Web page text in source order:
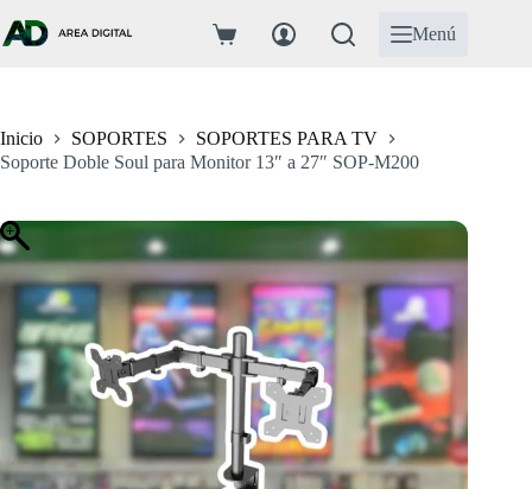
al
contenido
Carro
Menú
Inicio SOPORTES
SOPORTES PARA TV
Soporte Doble Soul para Monitor 13″ a 27″ SOP-M200